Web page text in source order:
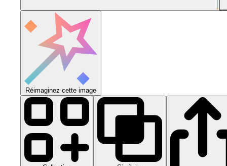
Réimaginez cette image